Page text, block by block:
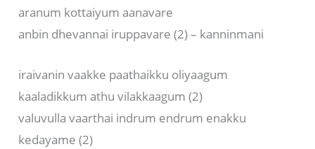
aranum kottaiyum aanavare
anbin dhevannai iruppavare (2) – kanninmani
iraivanin vaakke paathaikku oliyaagum
kaaladikkum athu vilakkaagum (2)
valuvulla vaarthai indrum endrum enakku
kedayame (2)